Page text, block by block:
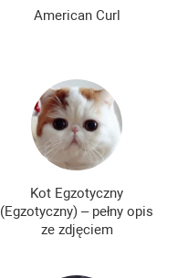
American Curl
Kot Egzotyczny
(Egzotyczny) – pełny opis
ze zdjęciem